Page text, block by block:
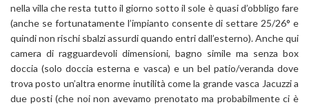
nella villa che resta tutto il giorno sotto il sole è quasi d’obbligo fare
(anche se fortunatamente l’impianto consente di settare 25/26° e
quindi non rischi sbalzi assurdi quando entri dall’esterno). Anche qui
camera di ragguardevoli dimensioni, bagno simile ma senza box
doccia (solo doccia esterna e vasca) e un bel patio/veranda dove
trova posto un’altra enorme inutilità come la grande vasca Jacuzzi a
due posti (che noi non avevamo prenotato ma probabilmente ci è